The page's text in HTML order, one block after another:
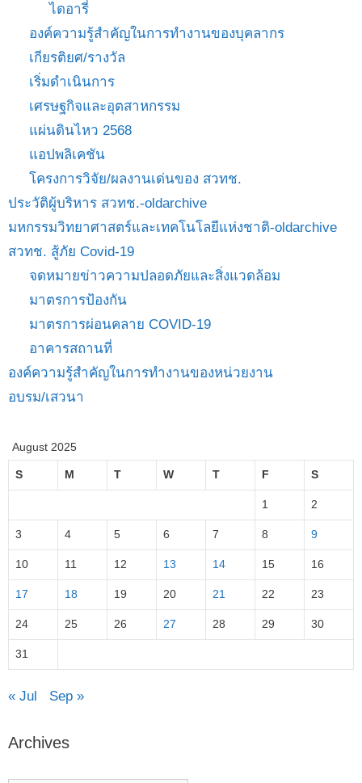
ไดอารี่
องค์ความรู้สำคัญในการทำงานของบุคลากร
เกียรติยศ/รางวัล
เริ่มดำเนินการ
เศรษฐกิจและอุตสาหกรรม
แผ่นดินไหว 2568
แอปพลิเคชัน
โครงการวิจัย/ผลงานเด่นของ สวทช.
ประวัติผู้บริหาร สวทช.-oldarchive
มหกรรมวิทยาศาสตร์และเทคโนโลยีแห่งชาติ-oldarchive
สวทช. สู้ภัย Covid-19
จดหมายข่าวความปลอดภัยและสิ่งแวดล้อม
มาตรการป้องกัน
มาตรการผ่อนคลาย COVID-19
อาคารสถานที่
องค์ความรู้สำคัญในการทำงานของหน่วยงาน
อบรม/เสวนา
August 2025
S M T W T F S
1 2
3 4 5 6 7 8 9
10 11 12 13 14 15 16
17 18 19 20 21 22 23
24 25 26 27 28 29 30
31
« Jul Sep »
Archives